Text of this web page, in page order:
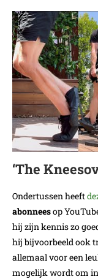
‘The
Ondertussen heeft
abonneesop
hij zijn kennis zo
hij bijvoorbeeld ook
allemaal voor een
mogelijk wordt om in